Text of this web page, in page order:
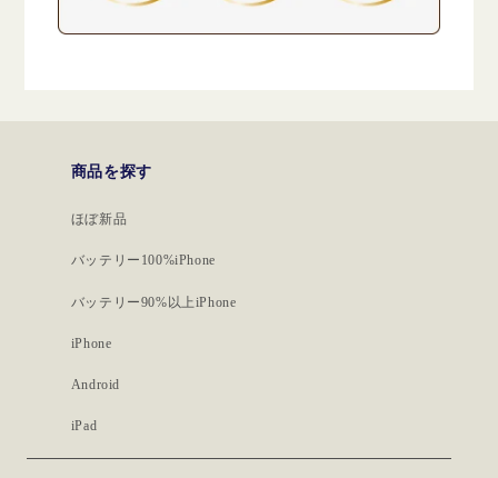
商品を探す
ほぼ新品
バッテリー100%iPhone
バッテリー90%以上iPhone
iPhone
Android
iPad